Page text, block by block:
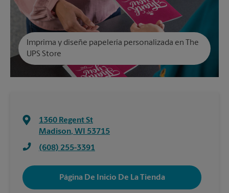
Imprima y diseñe papelería personalizada en The
UPS Store
1360 Regent St
Madison, WI 53715
(608) 255-3391
Página De Inicio De La Tienda